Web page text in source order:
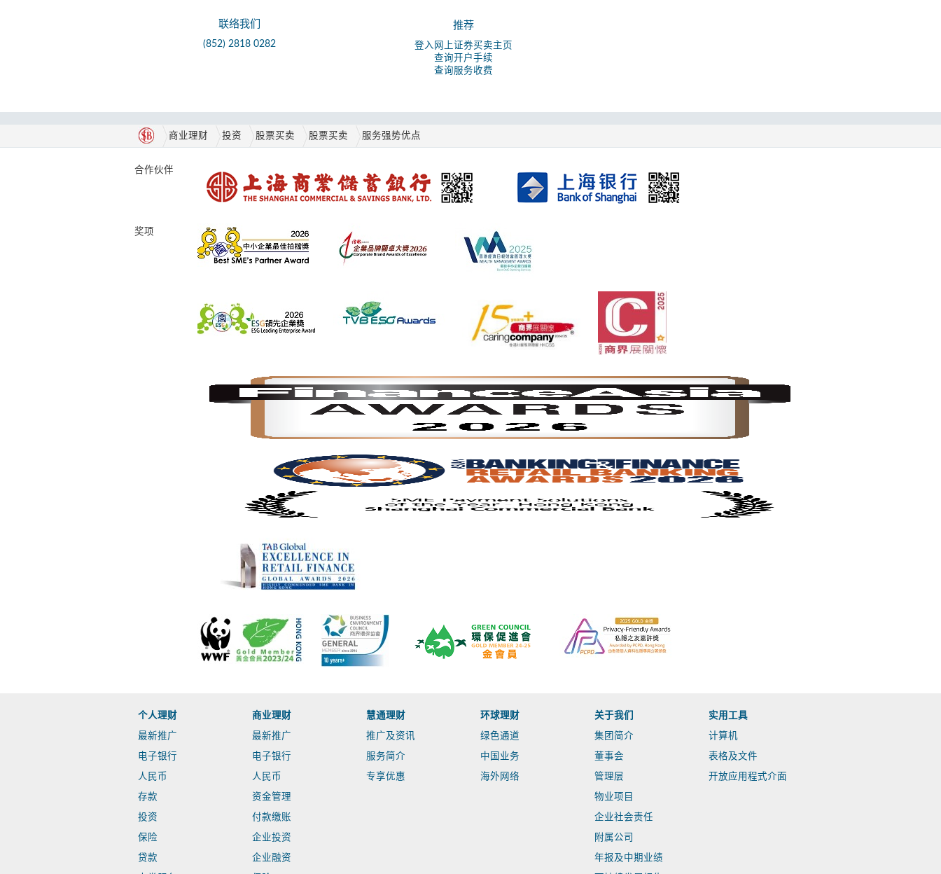
联络我们
(852) 2818 0282
推荐
登入网上证券买卖主页
查询开户手续
查询服务收费
商业理财 投资 股票买卖 股票买卖 服务强势优点
合作伙伴
奖项
个人理财
最新推广
电子银行
人民币
存款
投资
保险
贷款
商业理财
最新推广
电子银行
人民币
资金管理
付款缴账
企业投资
企业融资
慧通理财
推广及资讯
服务简介
专享优惠
环球理财
绿色通道
中国业务
海外网络
关于我们
集团简介
董事会
管理层
物业项目
企业社会责任
附属公司
年报及中期业绩
实用工具
计算机
表格及文件
开放应用程式介面